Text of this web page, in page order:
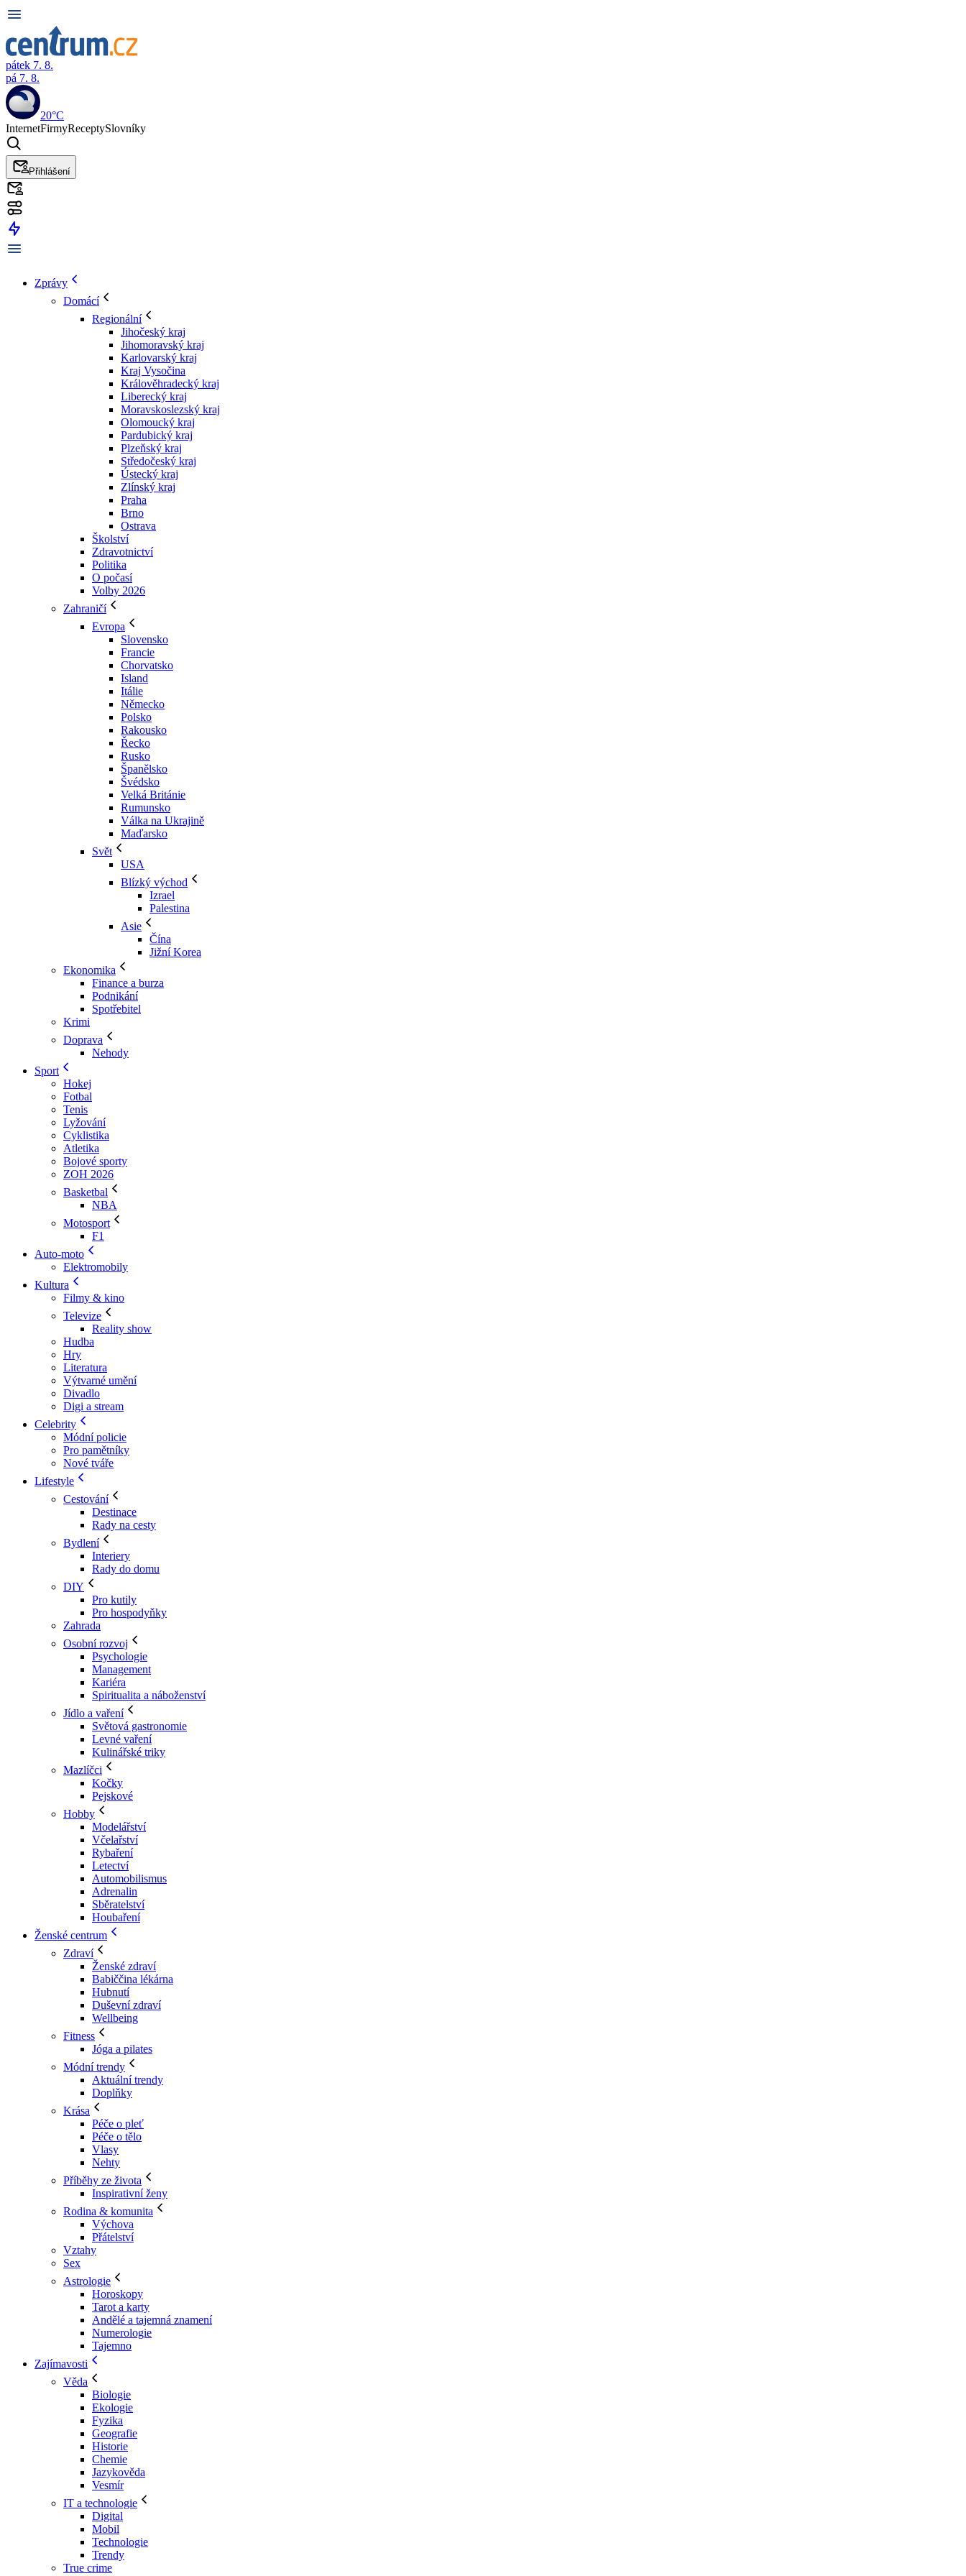
pátek 7. 8.
pá 7. 8.
20°C
InternetFirmyReceptySlovníky
Přihlášení
Zprávy
Domácí
Regionální
Jihočeský kraj
Jihomoravský kraj
Karlovarský kraj
Kraj Vysočina
Králověhradecký kraj
Liberecký kraj
Moravskoslezský kraj
Olomoucký kraj
Pardubický kraj
Plzeňský kraj
Středočeský kraj
Ústecký kraj
Zlínský kraj
Praha
Brno
Ostrava
Školství
Zdravotnictví
Politika
O počasí
Volby 2026
Zahraničí
Evropa
Slovensko
Francie
Chorvatsko
Island
Itálie
Německo
Polsko
Rakousko
Řecko
Rusko
Španělsko
Švédsko
Velká Británie
Rumunsko
Válka na Ukrajině
Maďarsko
Svět
USA
Blízký východ
Izrael
Palestina
Asie
Čína
Jižní Korea
Ekonomika
Finance a burza
Podnikání
Spotřebitel
Krimi
Doprava
Nehody
Sport
Hokej
Fotbal
Tenis
Lyžování
Cyklistika
Atletika
Bojové sporty
ZOH 2026
Basketbal
NBA
Motosport
F1
Auto-moto
Elektromobily
Kultura
Filmy & kino
Televize
Reality show
Hudba
Hry
Literatura
Výtvarné umění
Divadlo
Digi a stream
Celebrity
Módní policie
Pro pamětníky
Nové tváře
Lifestyle
Cestování
Destinace
Rady na cesty
Bydlení
Interiery
Rady do domu
DIY
Pro kutily
Pro hospodyňky
Zahrada
Osobní rozvoj
Psychologie
Management
Kariéra
Spiritualita a náboženství
Jídlo a vaření
Světová gastronomie
Levné vaření
Kulinářské triky
Mazlíčci
Kočky
Pejskové
Hobby
Modelářství
Včelařství
Rybaření
Letectví
Automobilismus
Adrenalin
Sběratelství
Houbaření
Ženské centrum
Zdraví
Ženské zdraví
Babiččina lékárna
Hubnutí
Duševní zdraví
Wellbeing
Fitness
Jóga a pilates
Módní trendy
Aktuální trendy
Doplňky
Krása
Péče o pleť
Péče o tělo
Vlasy
Nehty
Příběhy ze života
Inspirativní ženy
Rodina & komunita
Výchova
Přátelství
Vztahy
Sex
Astrologie
Horoskopy
Tarot a karty
Andělé a tajemná znamení
Numerologie
Tajemno
Zajímavosti
Věda
Biologie
Ekologie
Fyzika
Geografie
Historie
Chemie
Jazykověda
Vesmír
IT a technologie
Digital
Mobil
Technologie
Trendy
True crime